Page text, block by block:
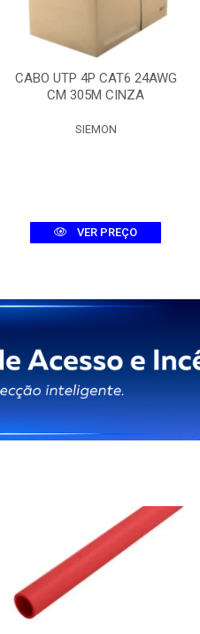
CABO UTP 4P CAT6 24AWG
CM 305M CINZA
SIEMON
VER PREÇO